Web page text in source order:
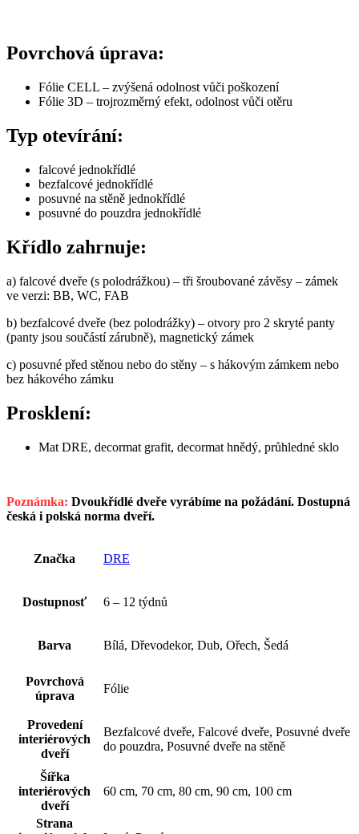
Povrchová úprava:
Fólie CELL – zvýšená odolnost vůči poškození
Fólie 3D – trojrozměrný efekt, odolnost vůči otěru
Typ otevírání:
falcové jednokřídlé
bezfalcové jednokřídlé
posuvné na stěně jednokřídlé
posuvné do pouzdra jednokřídlé
Křídlo zahrnuje:
a) falcové dveře (s polodrážkou) – tři šroubované závěsy – zámek
ve verzi: BB, WC, FAB
b) bezfalcové dveře (bez polodrážky) – otvory pro 2 skryté panty
(panty jsou součástí zárubně), magnetický zámek
c) posuvné před stěnou nebo do stěny – s hákovým zámkem nebo
bez hákového zámku
Prosklení:
Mat DRE, decormat grafit, decormat hnědý, průhledné sklo
Poznámka: Dvoukřídlé dveře vyrábíme na požádání. Dostupná
česká i polská norma dveří.
Značka DRE
Dostupnosť 6 – 12 týdnů
Barva Bílá, Dřevodekor, Dub, Ořech, Šedá
Povrchová
úprava
Fólie
Provedení
interiérových
dveří
Bezfalcové dveře, Falcové dveře, Posuvné dveře
do pouzdra, Posuvné dveře na stěně
Šířka
interiérových
dveří
60 cm, 70 cm, 80 cm, 90 cm, 100 cm
Strana